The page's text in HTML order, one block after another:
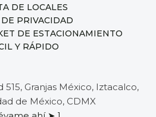
DE LOCALES
PRIVACIDAD
DE ESTACIONAMIENTO
Y RÁPIDO
515, Granjas México, Iztacalco,
de México, CDMX